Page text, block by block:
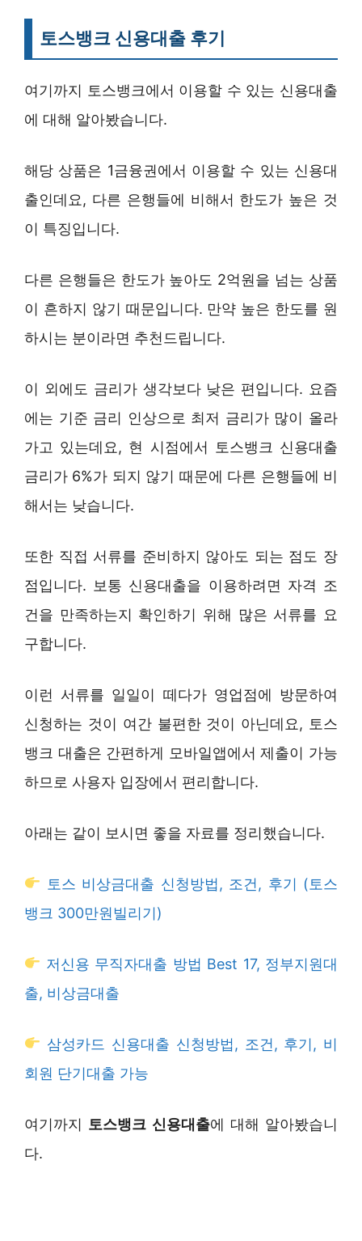
토스뱅크 신용대출 후기
여기까지 토스뱅크에서 이용할 수 있는 신용대출
에 대해 알아봤습니다.
해당 상품은 1금융권에서 이용할 수 있는 신용대
출인데요, 다른 은행들에 비해서 한도가 높은 것
이 특징입니다.
다른 은행들은 한도가 높아도 2억원을 넘는 상품
이 흔하지 않기 때문입니다. 만약 높은 한도를 원
하시는 분이라면 추천드립니다.
이 외에도 금리가 생각보다 낮은 편입니다. 요즘
에는 기준 금리 인상으로 최저 금리가 많이 올라
가고 있는데요, 현 시점에서 토스뱅크 신용대출
금리가 6%가 되지 않기 때문에 다른 은행들에 비
해서는 낮습니다.
또한 직접 서류를 준비하지 않아도 되는 점도 장
점입니다. 보통 신용대출을 이용하려면 자격 조
건을 만족하는지 확인하기 위해 많은 서류를 요
구합니다.
이런 서류를 일일이 떼다가 영업점에 방문하여
신청하는 것이 여간 불편한 것이 아닌데요, 토스
뱅크 대출은 간편하게 모바일앱에서 제출이 가능
하므로 사용자 입장에서 편리합니다.
아래는 같이 보시면 좋을 자료를 정리했습니다.
토스 비상금대출 신청방법, 조건, 후기 (토스
뱅크 300만원빌리기)
저신용 무직자대출 방법 Best 17, 정부지원대
출, 비상금대출
삼성카드 신용대출 신청방법, 조건, 후기, 비
회원 단기대출 가능
여기까지 토스뱅크 신용대출에 대해 알아봤습니
다.